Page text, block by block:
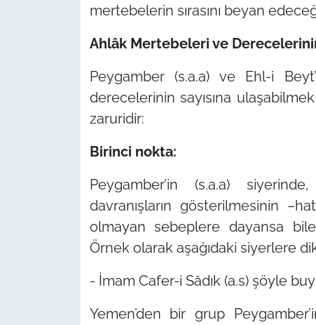
mertebelerin sırasını beyan
Ahlâk Mertebeleri ve Derecelerinin
Peygamber (s.a.a) ve Ehl-i
derecelerinin sayısına
zaruridir:
Birinci nokta:
Peygamber’in (s.a.a)
davranışların gösterilmesinin
olmayan sebeplere dayansa
Örnek olarak aşağıdaki siyerlere
- İmam Cafer-i Sâdık (a.s) şöyle
Yemen’den bir grup